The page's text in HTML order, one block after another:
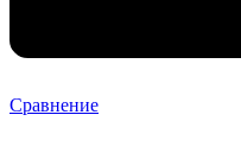
Сравнение